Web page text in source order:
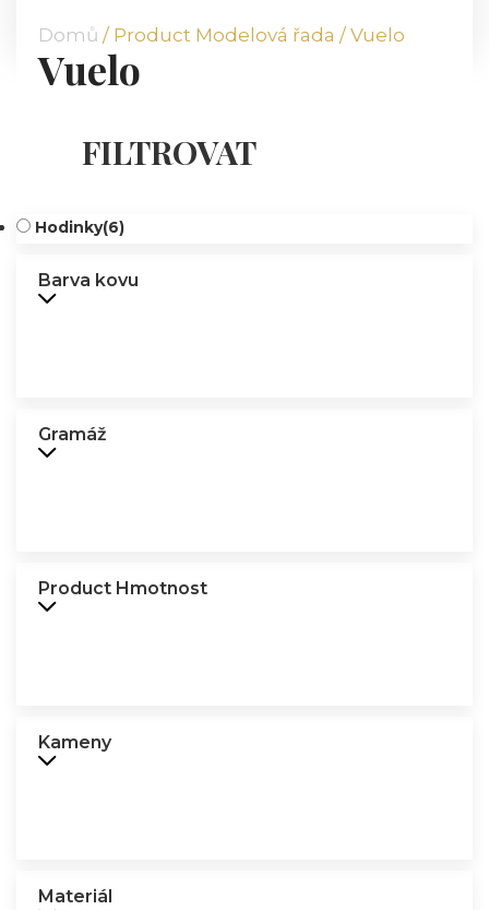
TVÁŘE ATT
Domů / Product Modelová řada / Vuelo
Vuelo
FILTROVAT
Hodinky(6)
Barva kovu
Gramáž
Product Hmotnost
Kameny
Materiál